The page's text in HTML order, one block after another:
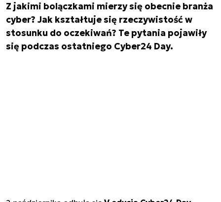
Z jakimi bolączkami mierzy się obecnie branża
cyber? Jak kształtuje się rzeczywistość w
stosunku do oczekiwań? Te pytania pojawiły
się podczas ostatniego Cyber24 Day.